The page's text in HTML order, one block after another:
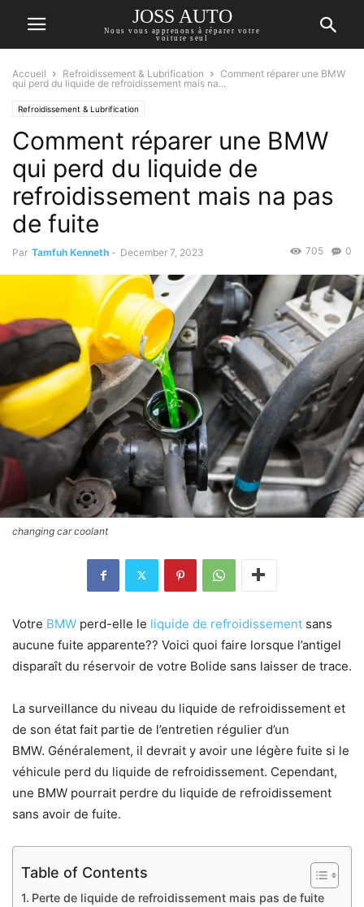
JOSS AUTO
Nous vous apprenons à réparer votre
voiture seul
Accueil Refroidissement & Lubrification
Comment réparer une BMW
qui perd du liquide de refroidissement mais na...
Refroidissement & Lubrification
Comment réparer une BMW
qui perd du liquide de
refroidissement mais na pas
de fuite
Par Tamfuh Kenneth - December 7, 2023 0
705
changing car coolant
Votre BMW perd-elle le liquide de refroidissement sans
aucune fuite apparente?? Voici quoi faire lorsque l’antigel
disparaît du réservoir de votre Bolide sans laisser de trace.
La surveillance du niveau du liquide de refroidissement et
de son état fait partie de l’entretien régulier d’un
BMW. Généralement, il devrait y avoir une légère fuite si le
véhicule perd du liquide de refroidissement. Cependant,
une BMW pourrait perdre du liquide de refroidissement
sans avoir de fuite.
Table of Contents
Perte de liquide de refroidissement mais pas de fuite